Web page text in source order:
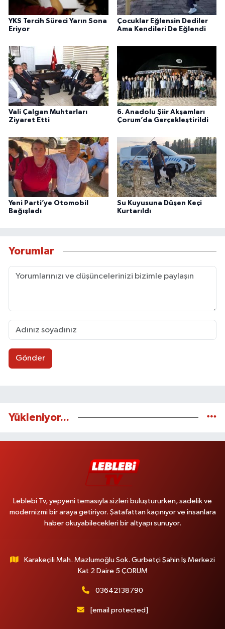
YKS Tercih Süreci Yarın Sona
Eriyor
Çocuklar Eğlensin Dediler
Ama Kendileri De Eğlendi
Vali Çalgan Muhtarları
Ziyaret Etti
6. Anadolu Şiir Akşamları
Çorum’da Gerçekleştirildi
Yeni Parti’ye Otomobil
Bağışladı
Su Kuyusuna Düşen Keçi
Kurtarıldı
Yorumlar
Gönder
Yükleniyor...
Leblebi Tv, yepyeni temasıyla sizleri buluştururken, sadelik ve
modernizmi bir araya getiriyor. Şatafattan kaçınıyor ve insanlara
haber okuyabilecekleri bir altyapı sunuyor.
Karakeçili Mah. Mazlumoğlu Sok. Gurbetçi Şahin İş Merkezi
Kat 2 Daire 5 ÇORUM
03642138790
[email protected]